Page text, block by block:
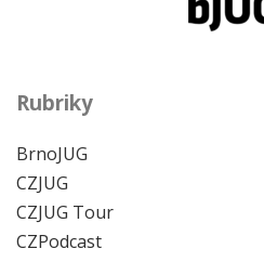
Rubriky
BrnoJUG
CZJUG
CZJUG Tour
CZPodcast